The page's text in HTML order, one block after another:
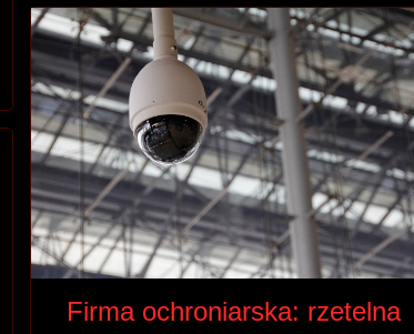
Firma ochroniarska: rzetelna